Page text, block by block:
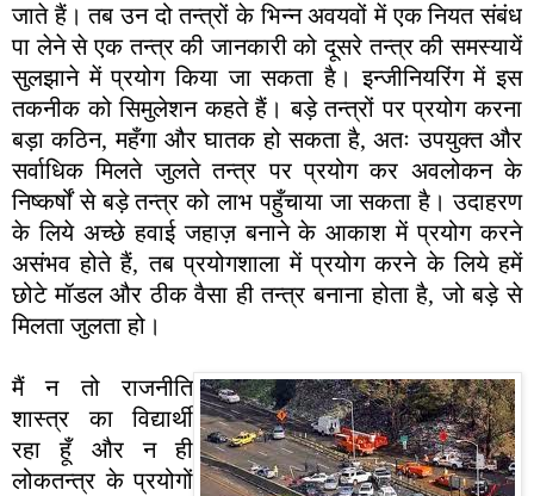
जाते हैं। तब उन दो तन्त्रों के भिन्न अवयवों में एक नियत संबंध
पा लेने से एक तन्त्र की जानकारी को दूसरे तन्त्र की समस्यायें
सुलझाने में प्रयोग किया जा सकता है। इन्जीनियरिंग में इस
तकनीक को सिमुलेशन कहते हैं। बड़े तन्त्रों पर प्रयोग करना
बड़ा कठिन, महँगा और घातक हो सकता है, अतः उपयुक्त और
सर्वाधिक मिलते जुलते तन्त्र पर प्रयोग कर अवलोकन के
निष्कर्षों से बड़े तन्त्र को लाभ पहुँचाया जा सकता है। उदाहरण
के लिये अच्छे हवाई जहाज़ बनाने के आकाश में प्रयोग करने
असंभव होते हैं, तब प्रयोगशाला में प्रयोग करने के लिये हमें
छोटे मॉडल और ठीक वैसा ही तन्त्र बनाना होता है, जो बड़े से
मिलता जुलता हो।
मैं न तो राजनीति
शास्त्र का विद्यार्थी
रहा हूँ और न ही
लोकतन्त्र के प्रयोगों